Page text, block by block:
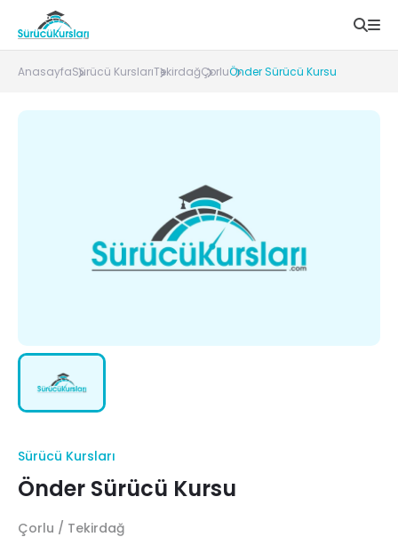
AnasayfaSürücü KurslarıTekirdağÇorluÖnder Sürücü Kursu
Sürücü Kursları
Önder Sürücü Kursu
Çorlu / Tekirdağ